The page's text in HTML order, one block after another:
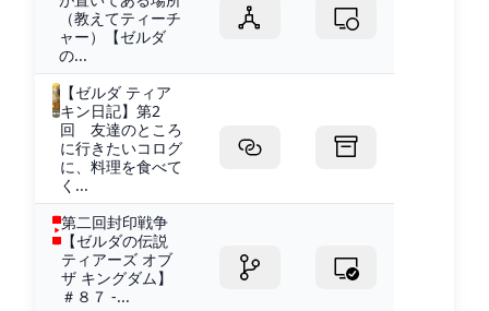
（教えてティーチ
ャー）【ゼルダ
の...
【ゼルダ ティア
キン日記】第2
回 友達のところ
に行きたいコログ
に、料理を食べて
く...
第二回封印戦争
【ゼルダの伝説
ティアーズ オブ
ザ キングダム】
＃８７ -...